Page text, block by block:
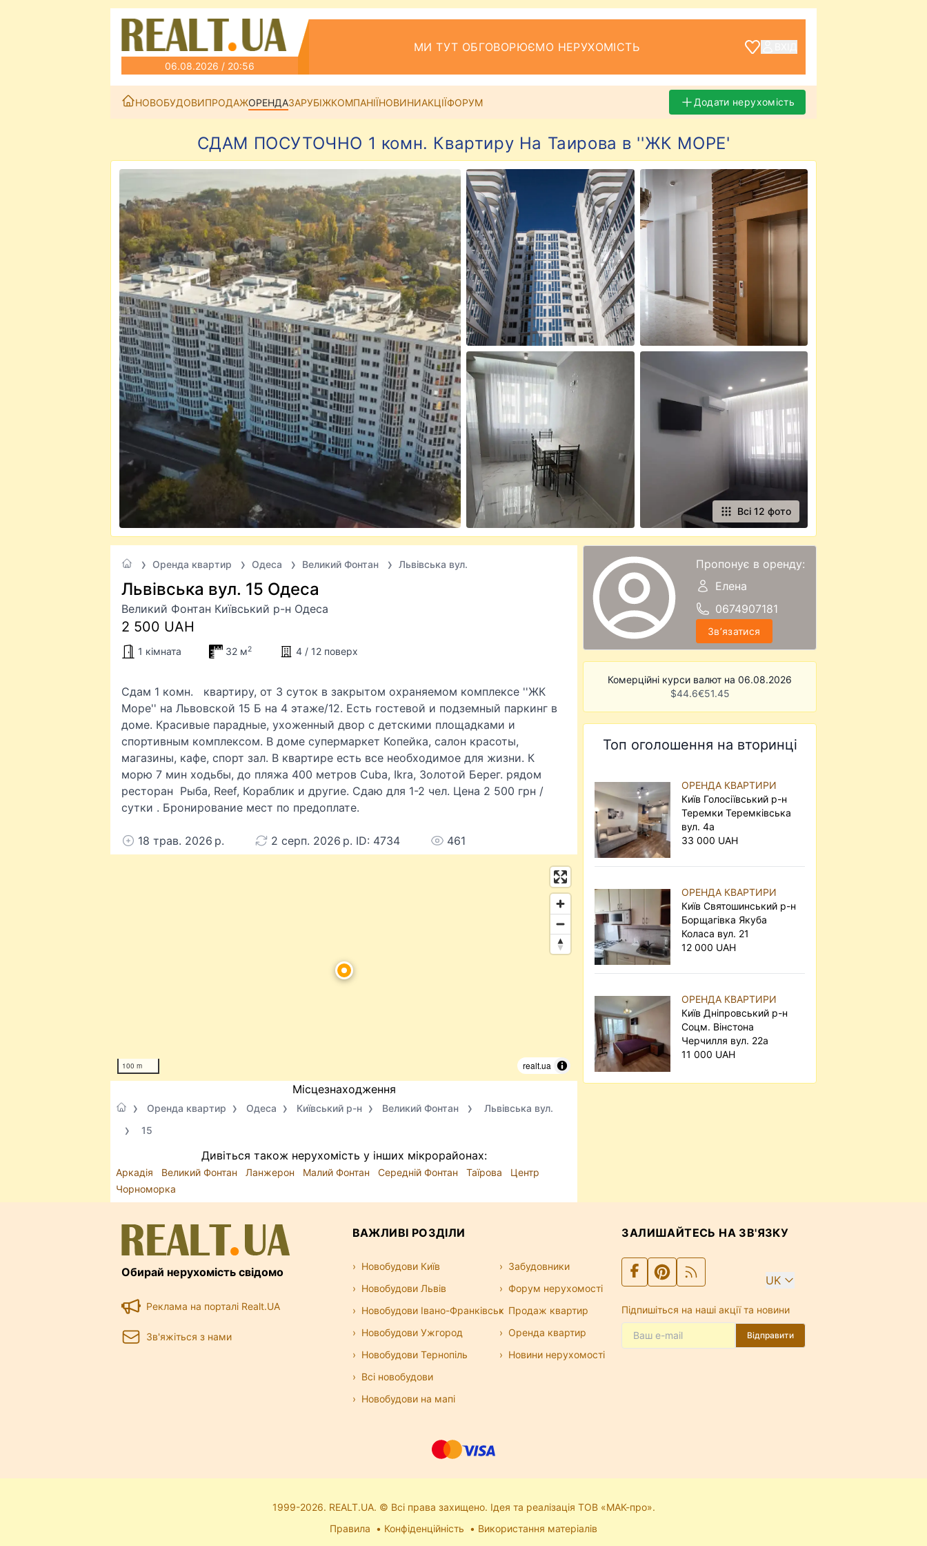
06.08.2026 / 20:56
МИ ТУТ ОБГОВОРЮЄМО НЕРУХОМІСТЬ
НОВОБУДОВИПРОДАЖОРЕНДАЗАРУБІЖКОМПАНІЇНОВИНИАКЦІЇФОРУМ Додати нерухомість
СДАМ ПОСУТОЧНО 1 комн. Квартиру На Таирова в ''ЖК МОРЕ'
Всі 12 фото
Оренда квартир Одеса Великий Фонтан Львівська вул.
Львівська вул. 15 Одеса
Великий Фонтан Київський р-н Одеса
2 500 UAH
1 кімната 32 м2 4 / 12 поверх
Сдам 1 комн. квартиру, от 3 суток в закрытом охраняемом комплексе ''ЖК
Море'' на Львовской 15 Б на 4 этаже/12. Есть гостевой и подземный паркинг в
доме. Красивые парадные, ухоженный двор с детскими площадками и
спортивным комплексом. В доме супермаркет Копейка, салон красоты,
магазины, кафе, спорт зал. В квартире есть все необходимое для жизни. К
морю 7 мин ходьбы, до пляжа 400 метров Cuba, Ikra, Золотой Берег. рядом
ресторан Рыба, Reef, Кораблик и другие. Сдаю для 1-2 чел. Цена 2 500 грн /
сутки . Бронирование мест по предоплате.
18 трав. 2026 р. 2 серп. 2026 р. ID: 4734 461
100 m realt.ua
Місцезнаходження
Оренда квартир Одеса Київський р-н Великий Фонтан
Львівська вул.
15
Дивіться також нерухомість у інших мікрорайонах:
Аркадія Великий Фонтан Ланжерон Малий Фонтан Середній Фонтан Таїрова
Центр
Чорноморка
Пропонує в оренду:
Елена
0674907181
Звʼязатися
Комерційні курси валют на 06.08.2026
$44.6€51.45
Топ оголошення на вторинці
ОРЕНДА КВАРТИРИ
Київ Голосіївський р-н
Теремки Теремківська
вул. 4а
33 000 UAH
ОРЕНДА КВАРТИРИ
Київ Святошинський р-н
Борщагівка Якуба
Коласа вул. 21
12 000 UAH
ОРЕНДА КВАРТИРИ
Київ Дніпровський р-н
Соцм. Вінстона
Черчилля вул. 22а
11 000 UAH
Обирай нерухомість свідомо
Реклама на порталі Realt.UA
Зв'яжіться з нами
ВАЖЛИВІ РОЗДІЛИ
Новобудови Київ
Новобудови Львів
Новобудови Івано-Франківськ
Новобудови Ужгород
Новобудови Тернопіль
Всі новобудови
Новобудови на мапі
Забудовники
Форум нерухомості
Продаж квартир
Оренда квартир
Новини нерухомості
ЗАЛИШАЙТЕСЬ НА ЗВ'ЯЗКУ
UK
Підпишіться на наші акції та новини
Відправити
1999-2026. REALT.UA. © Всі права захищено. Ідея та реалізація ТОВ «МАК-про».
Правила
Конфіденційність Використання матеріалів